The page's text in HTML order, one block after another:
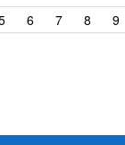
6 7 8 9